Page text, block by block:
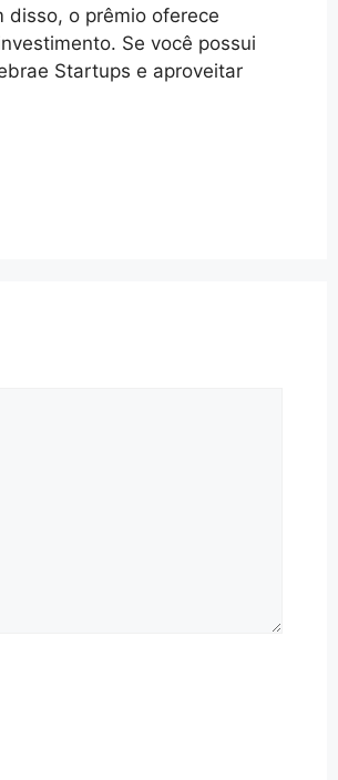
disso, o prêmio oferece
Se você possui
Startups e aproveitar